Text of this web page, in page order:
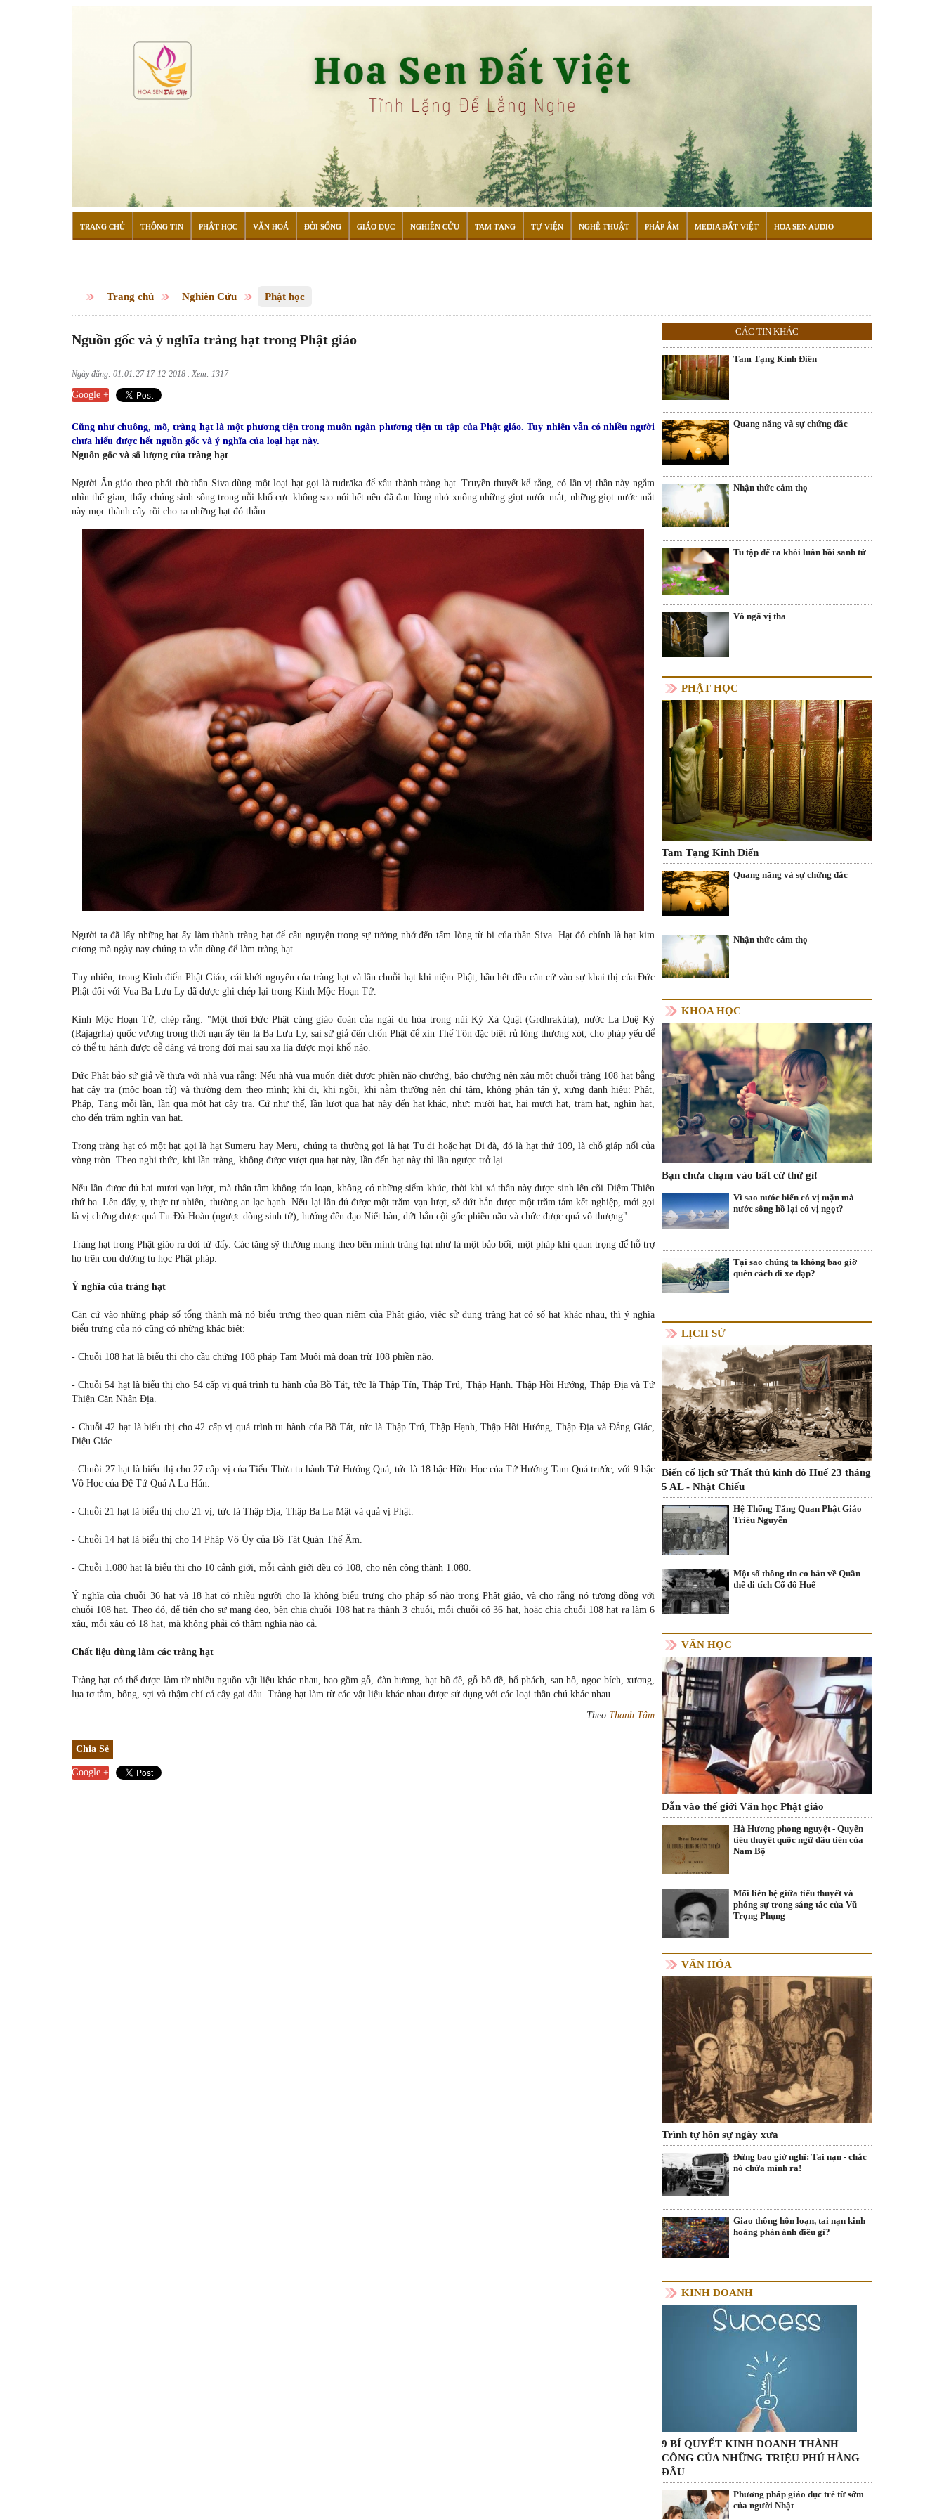
TRANG CHỦ THÔNG TIN PHẬT HỌC VĂN HOÁ ĐỜI SỐNG GIÁO DỤC NGHIÊN CỨU TAM TẠNG TỰ VIỆN NGHỆ THUẬT PHÁP ÂM MEDIA ĐẤT VIỆT HOA SEN AUDIO
Trang chủ Nghiên Cứu Phật học
Nguồn gốc và ý nghĩa tràng hạt trong Phật giáo
Ngày đăng: 01:01:27 17-12-2018 . Xem: 1317
Google +
Cũng như chuông, mõ, tràng hạt là một phương tiện trong muôn ngàn phương tiện tu tập của Phật giáo. Tuy nhiên vẫn có nhiều người
chưa hiểu được hết nguồn gốc và ý nghĩa của loại hạt này.
Nguồn gốc và số lượng của tràng hạt
Người Ấn giáo theo phái thờ thần Siva dùng một loại hạt gọi là rudrāka để xâu thành tràng hạt. Truyền thuyết kể rằng, có lần vị thần này ngắm
nhìn thế gian, thấy chúng sinh sống trong nỗi khổ cực không sao nói hết nên đã đau lòng nhỏ xuống những giọt nước mắt, những giọt nước mắt
này mọc thành cây rồi cho ra những hạt đỏ thẫm.
Người ta đã lấy những hạt ấy làm thành tràng hạt để cầu nguyện trong sự tưởng nhớ đến tấm lòng từ bi của thần Siva. Hạt đó chính là hạt kim
cương mà ngày nay chúng ta vẫn dùng để làm tràng hạt.
Tuy nhiên, trong Kinh điển Phật Giáo, cái khởi nguyên của tràng hạt và lần chuỗi hạt khi niệm Phật, hầu hết đều căn cứ vào sự khai thị của Đức
Phật đối với Vua Ba Lưu Ly đã được ghi chép lại trong Kinh Mộc Hoạn Tử.
Kinh Mộc Hoạn Tử, chép rằng: "Một thời Đức Phật cùng giáo đoàn của ngài du hóa trong núi Kỳ Xà Quật (Grdhrakùta), nước La Duệ Kỳ
(Ràjagrha) quốc vương trong thời nạn ấy tên là Ba Lưu Ly, sai sứ giả đến chốn Phật để xin Thế Tôn đặc biệt rủ lòng thương xót, cho pháp yếu để
có thể tu hành được dễ dàng và trong đời mai sau xa lìa được mọi khổ não.
Đức Phật bảo sứ giả về thưa với nhà vua rằng: Nếu nhà vua muốn diệt được phiền não chướng, báo chướng nên xâu một chuỗi tràng 108 hạt bằng
hạt cây tra (mộc hoạn tử) và thường đem theo mình; khi đi, khi ngồi, khi nằm thường nên chí tâm, không phân tán ý, xưng danh hiệu: Phật,
Pháp, Tăng mỗi lần, lần qua một hạt cây tra. Cứ như thế, lần lượt qua hạt này đến hạt khác, như: mười hạt, hai mươi hạt, trăm hạt, nghìn hạt,
cho đến trăm nghìn vạn hạt.
Trong tràng hạt có một hạt gọi là hạt Sumeru hay Meru, chúng ta thường gọi là hạt Tu di hoặc hạt Di đà, đó là hạt thứ 109, là chỗ giáp nối của
vòng tròn. Theo nghi thức, khi lần tràng, không được vượt qua hạt này, lần đến hạt này thì lần ngược trở lại.
Nếu lần được đủ hai mươi vạn lượt, mà thân tâm không tán loạn, không có những siểm khúc, thời khi xả thân này được sinh lên cõi Diệm Thiên
thứ ba. Lên đấy, y, thực tự nhiên, thường an lạc hạnh. Nếu lại lần đủ được một trăm vạn lượt, sẽ dứt hẳn được một trăm tám kết nghiệp, mới gọi
là vị chứng được quả Tu-Đà-Hoàn (ngược dòng sinh tử), hướng đến đạo Niết bàn, dứt hẳn cội gốc phiền não và chức được quả vô thượng".
Tràng hạt trong Phật giáo ra đời từ đấy. Các tăng sỹ thường mang theo bên mình tràng hạt như là một bảo bối, một pháp khí quan trọng để hỗ trợ
họ trên con đường tu học Phật pháp.
Ý nghĩa của tràng hạt
Căn cứ vào những pháp số tổng thành mà nó biểu trưng theo quan niệm của Phật giáo, việc sử dụng tràng hạt có số hạt khác nhau, thì ý nghĩa
biểu trưng của nó cũng có những khác biệt:
- Chuỗi 108 hạt là biểu thị cho cầu chứng 108 pháp Tam Muội mà đoạn trừ 108 phiền não.
- Chuỗi 54 hạt là biểu thị cho 54 cấp vị quá trình tu hành của Bồ Tát, tức là Thập Tín, Thập Trú, Thập Hạnh. Thập Hồi Hướng, Thập Địa và Tứ
Thiện Căn Nhân Địa.
- Chuỗi 42 hạt là biểu thị cho 42 cấp vị quá trình tu hành của Bồ Tát, tức là Thập Trú, Thập Hạnh, Thập Hồi Hướng, Thập Địa và Đẳng Giác,
Diệu Giác.
- Chuỗi 27 hạt là biểu thị cho 27 cấp vị của Tiểu Thừa tu hành Tứ Hướng Quả, tức là 18 bậc Hữu Học của Tứ Hướng Tam Quả trước, với 9 bậc
Vô Học của Đệ Tứ Quả A La Hán.
- Chuỗi 21 hạt là biểu thị cho 21 vị, tức là Thập Địa, Thập Ba La Mật và quả vị Phật.
- Chuỗi 14 hạt là biểu thị cho 14 Pháp Vô Úy của Bồ Tát Quán Thế Âm.
- Chuỗi 1.080 hạt là biểu thị cho 10 cảnh giới, mỗi cảnh giới đều có 108, cho nên cộng thành 1.080.
Ý nghĩa của chuỗi 36 hạt và 18 hạt có nhiều người cho là không biểu trưng cho pháp số nào trong Phật giáo, và cho rằng nó tương đồng với
chuỗi 108 hạt. Theo đó, để tiện cho sự mang đeo, bèn chia chuỗi 108 hạt ra thành 3 chuỗi, mỗi chuỗi có 36 hạt, hoặc chia chuỗi 108 hạt ra làm 6
xâu, mỗi xâu có 18 hạt, mà không phải có thâm nghĩa nào cả.
Chất liệu dùng làm các tràng hạt
Tràng hạt có thể được làm từ nhiều nguồn vật liệu khác nhau, bao gồm gỗ, đàn hương, hạt bồ đề, gỗ bồ đề, hổ phách, san hô, ngọc bích, xương,
lụa tơ tằm, bông, sợi và thậm chí cả cây gai dầu. Tràng hạt làm từ các vật liệu khác nhau được sử dụng với các loại thần chú khác nhau.
Theo Thanh Tâm
Chia Sẻ
Google +
CÁC TIN KHÁC
Tam Tạng Kinh Điển
Quang năng và sự chứng đắc
Nhận thức cảm thọ
Tu tập để ra khỏi luân hồi sanh tử
Vô ngã vị tha
PHẬT HỌC
Tam Tạng Kinh Điển
Quang năng và sự chứng đắc
Nhận thức cảm thọ
KHOA HỌC
Bạn chưa chạm vào bất cứ thứ gì!
Vì sao nước biển có vị mặn mà
nước sông hồ lại có vị ngọt?
Tại sao chúng ta không bao giờ
quên cách đi xe đạp?
LỊCH SỬ
Biến cố lịch sử Thất thủ kinh đô Huế 23 tháng
5 AL - Nhật Chiếu
Hệ Thống Tăng Quan Phật Giáo
Triều Nguyễn
Một số thông tin cơ bản về Quần
thể di tích Cố đô Huế
VĂN HỌC
Dẫn vào thế giới Văn học Phật giáo
Hà Hương phong nguyệt - Quyển
tiểu thuyết quốc ngữ đầu tiên của
Nam Bộ
Mối liên hệ giữa tiểu thuyết và
phóng sự trong sáng tác của Vũ
Trọng Phụng
VĂN HÓA
Trình tự hôn sự ngày xưa
Đừng bao giờ nghĩ: Tai nạn - chắc
nó chừa mình ra!
Giao thông hỗn loạn, tai nạn kinh
hoàng phản ánh điều gì?
KINH DOANH
9 BÍ QUYẾT KINH DOANH THÀNH
CÔNG CỦA NHỮNG TRIỆU PHÚ HÀNG
ĐẦU
Phương pháp giáo dục trẻ từ sớm
của người Nhật